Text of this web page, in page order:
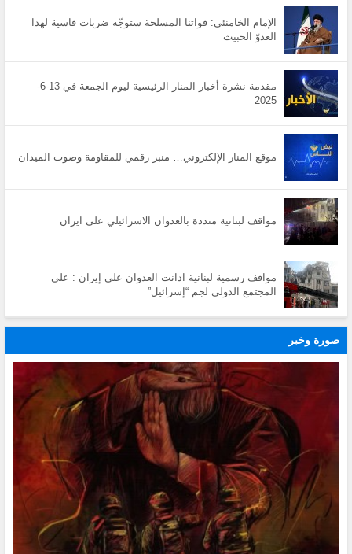
الإمام الخامنئي: قواتنا المسلحة ستوجّه ضربات قاسية لهذا
العدوّ الخبيث
مقدمة نشرة أخبار المنار الرئيسية ليوم الجمعة في 13-6-
2025
موقع المنار الإلكتروني… منبر رقمي للمقاومة وصوت الميدان
مواقف لبنانية منددة بالعدوان الاسرائيلي على ايران
مواقف رسمية لبنانية ادانت العدوان على إيران : على
المجتمع الدولي لجم “إسرائيل”
صورة وخبر